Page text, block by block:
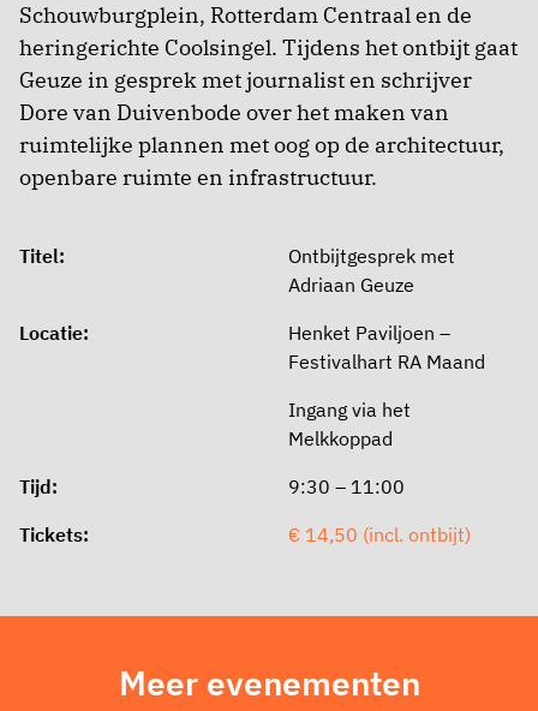
Schouwburgplein, Rotterdam Centraal en de
heringerichte Coolsingel. Tijdens het ontbijt gaat
Geuze in gesprek met journalist en schrijver
Dore van Duivenbode over het maken van
ruimtelijke plannen met oog op de architectuur,
openbare ruimte en infrastructuur.
Titel:
Ontbijtgesprek met
Adriaan Geuze
Locatie:
Henket Paviljoen –
Festivalhart RA Maand
Ingang via het
Melkkoppad
Tijd:
9:30 – 11:00
Tickets:
€ 14,50 (incl. ontbijt)
Meer evenementen